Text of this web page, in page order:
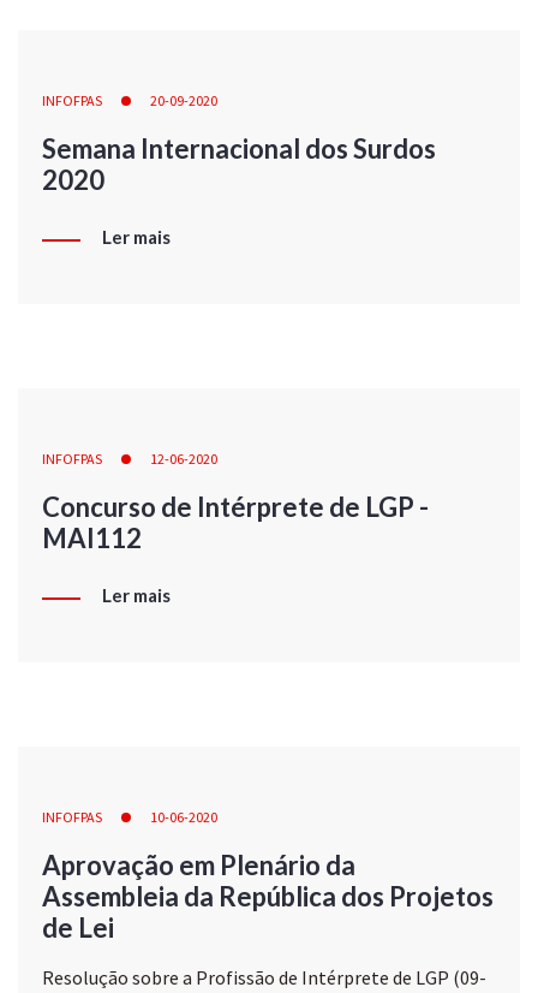
INFOFPAS 20-09-2020
Semana Internacional dos Surdos
2020
Ler mais
INFOFPAS 12-06-2020
Concurso de Intérprete de LGP -
MAI112
Ler mais
INFOFPAS 10-06-2020
Aprovação em Plenário da
Assembleia da República dos Projetos
de Lei
Resolução sobre a Profissão de Intérprete de LGP (09-